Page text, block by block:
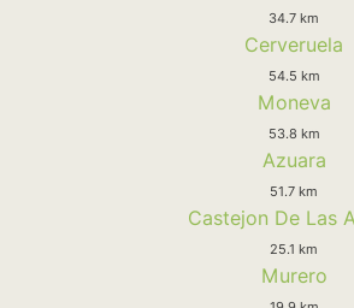
34.7 km
Cerveruela
54.5 km
Moneva
53.8 km
Azuara
51.7 km
Castejon De Las
25.1 km
Murero